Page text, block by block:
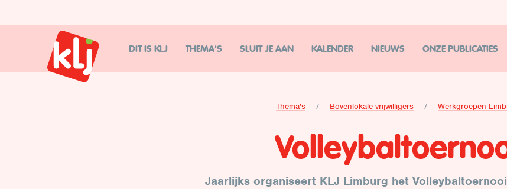
DIT IS KLJ THEMA'S SLUIT JE AAN KALENDER NIEUWS ONZE PUBLICATIES
Thema's Bovenlokale vrijwilligers Werkgroepen
Jaarlijks organiseert KLJ Limburg het